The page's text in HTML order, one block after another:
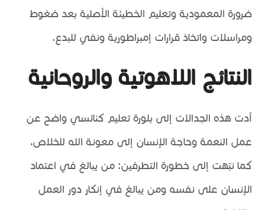
ضرورة المعمودية وتعليم الخطيئة الأصلية بعد ضغوط
ومراسلات واتخاذ قرارات إمبراطورية ونفيٍ للبدع.
النتائج اللاهوتية والروحانية
أدت هذه الجدالات إلى بلورة تعليم كنائسي واضح عن
عمل النعمة وحاجة الإنسان إلى معونة الله للخلاص،
كما نبّهت إلى خطورة التطرفين: من يبالغ في اعتماد
الإنسان على نفسه ومن يبالغ في إنكار دور العمل